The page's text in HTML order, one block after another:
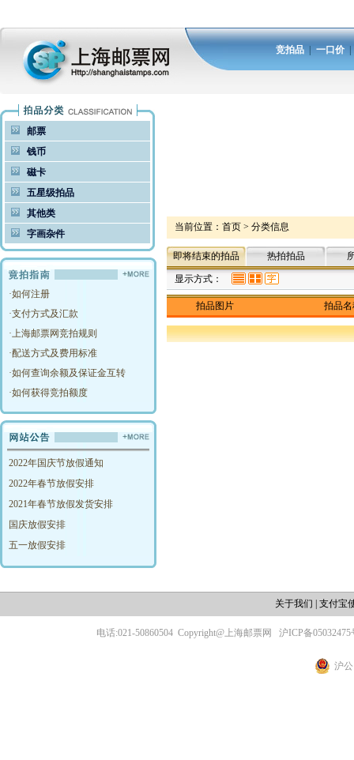
竞拍品 一口价
邮票
钱币
磁卡
五星级拍品
其他类
字画杂件
·如何注册
·支付方式及汇款
·上海邮票网竞拍规则
·配送方式及费用标准
·如何查询余额及保证金互转
·如何获得竞拍额度
2022年国庆节放假通知
2022年春节放假安排
2021年春节放假发货安排
国庆放假安排
五一放假安排
当前位置： 首页> 分类信息
即将结束的拍品 热拍拍品
显示方式：
拍品图片 拍品名
关于我们 支付宝
电话:021-50860504 Copyright@上海邮票网 沪ICP备05032475
沪公